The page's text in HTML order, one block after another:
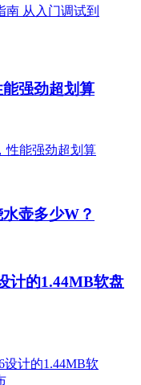
强劲超划算
壶多少W？
计的1.44MB软盘